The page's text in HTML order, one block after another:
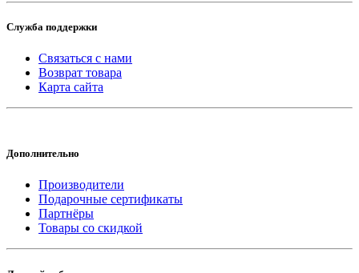
Служба поддержки
Связаться с нами
Возврат товара
Карта сайта
Дополнительно
Производители
Подарочные сертификаты
Партнёры
Товары со скидкой